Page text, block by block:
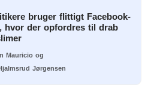
bruger flittigt Facebook-
hvor der opfordres til drab
Mauricio og
Jørgensen